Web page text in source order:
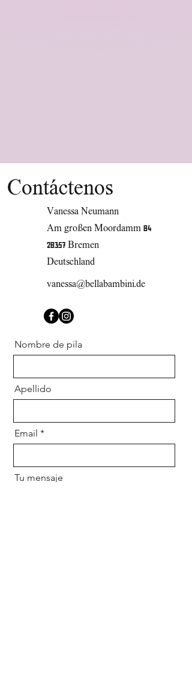
Contáctenos
Vanessa Neumann
Am großen Moordamm 84
28357 Bremen
Deutschland
vanessa@bellabambini.de
Nombre de pila
Apellido
Email
Tu mensaje